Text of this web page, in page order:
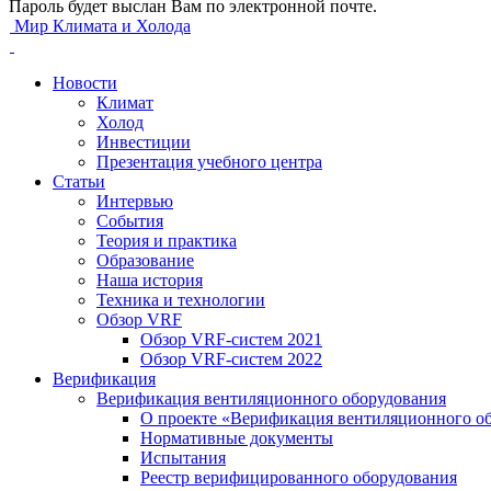
Пароль будет выслан Вам по электронной почте.
Мир Климата и Холода
Новости
Климат
Холод
Инвестиции
Презентация учебного центра
Статьи
Интервью
События
Теория и практика
Образование
Наша история
Техника и технологии
Обзор VRF
Обзор VRF-систем 2021
Обзор VRF-систем 2022
Верификация
Верификация вентиляционного оборудования
О проекте «Верификация вентиляционного
Нормативные документы
Испытания
Реестр верифицированного оборудования